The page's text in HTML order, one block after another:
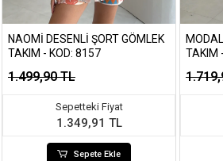
NAOMI DESENLI ŞORT GÖMLEK
TAKIM - KOD: 8157
1.499,90 TL
Sepetteki Fiyat
1.349,91 TL
Sepete Ekle
TAKIM